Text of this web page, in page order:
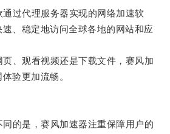
过代理服务器实现的网络加速软
、稳定地访问全球各地的网站和应
观看视频还是下载文件，赛风加
验更加流畅。
是，赛风加速器注重保障用户的